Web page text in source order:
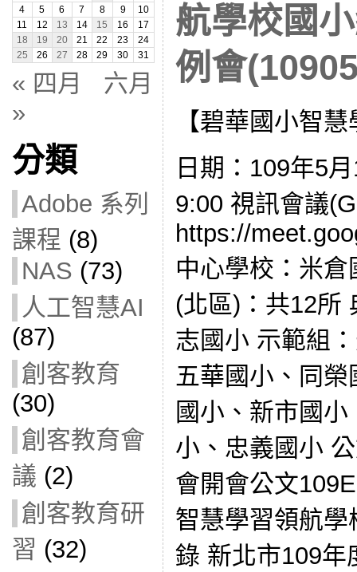
4
5 6 7 8 9
10
11
12 13 14 15 16
17
18
19 20 21 22 23
24
25
26 27 28 29 30 31
« 四月
六月
»
分類
Adobe 系列
課程 (8)
NAS (73)
人工智慧AI
(87)
創客教育
(30)
創客教育會
議 (2)
創客教育研
習 (32)
航學校國
例會
【碧華國小智
日期：109年5
9:00 視訊會議
https://
中心學校：米
(北區)：共12所
志國小 示範組
五華國小、同
國小、新市國
小、忠義國小
會開會公文
智慧學習領航
錄 新北市109年